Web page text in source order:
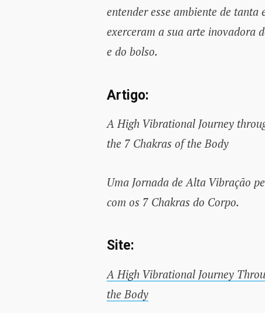
entender esse ambiente de
exerceram a sua arte inovadora
e do bolso.
Artigo:
A High Vibrational Journey
the 7 Chakras of the Body
Uma Jornada de Alta Vibração
com os 7 Chakras do Corpo.
Site:
A High Vibrational Journey
the Body